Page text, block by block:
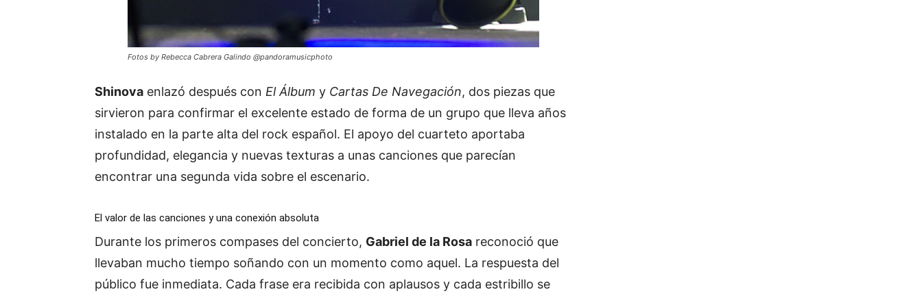
Fotos by Rebecca Cabrera Galindo @pandoramusicphoto
Shinova enlazó después con El Álbum y Cartas De Navegación, dos piezas que
sirvieron para confirmar el excelente estado de forma de un grupo que lleva años
instalado en la parte alta del rock español. El apoyo del cuarteto aportaba
profundidad, elegancia y nuevas texturas a unas canciones que parecían
encontrar una segunda vida sobre el escenario.
El valor de las canciones y una conexión absoluta
Durante los primeros compases del concierto, Gabriel de la Rosa reconoció que
llevaban mucho tiempo soñando con un momento como aquel. La respuesta del
público fue inmediata. Cada frase era recibida con aplausos y cada estribillo se